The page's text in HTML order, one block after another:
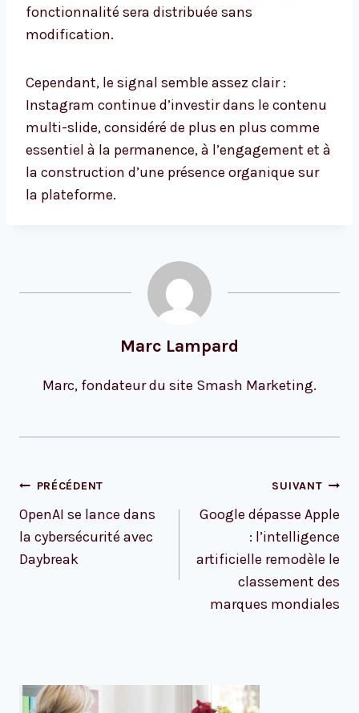
fonctionnalité sera distribuée sans
modification.
Cependant, le signal semble assez clair :
Instagram continue d’investir dans le contenu
multi-slide, considéré de plus en plus comme
essentiel à la permanence, à l’engagement et à
la construction d’une présence organique sur
la plateforme.
Marc Lampard
Marc, fondateur du site Smash Marketing.
Navigation
l’article
PRÉCÉDENT
OpenAI se lance dans
la cybersécurité avec
Daybreak
SUIVANT
Google dépasse Apple
: l’intelligence
artificielle remodèle le
classement des
marques mondiales